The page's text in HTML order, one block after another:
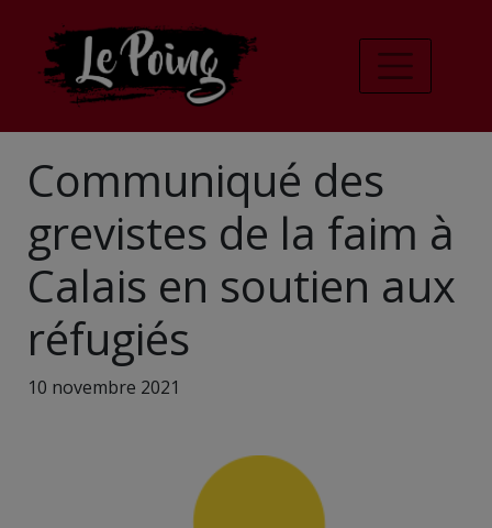
Communiqué des
grevistes de la faim à
Calais en soutien aux
réfugiés
10 novembre 2021